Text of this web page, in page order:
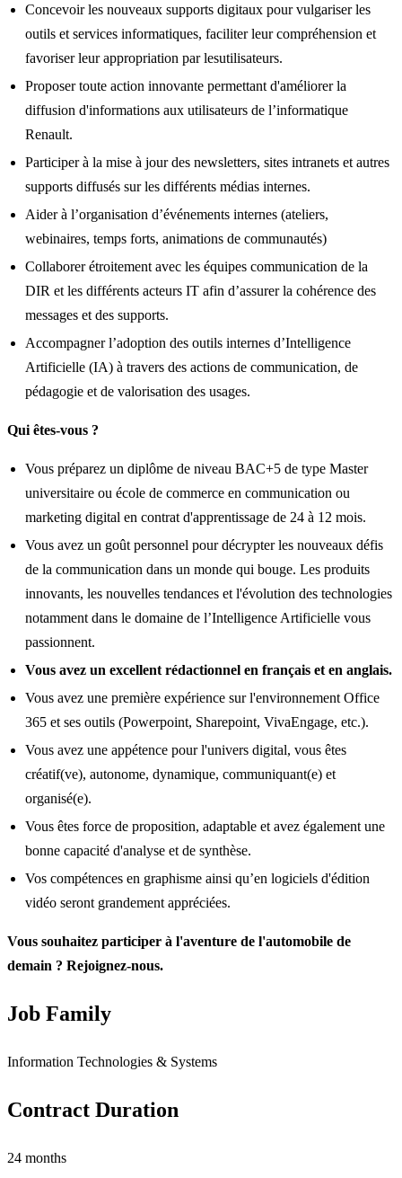
Concevoir les nouveaux supports digitaux pour vulgariser les
outils et services informatiques, faciliter leur compréhension et
favoriser leur appropriation par lesutilisateurs.
Proposer toute action innovante permettant d'améliorer la
diffusion d'informations aux utilisateurs de l’informatique
Renault.
Participer à la mise à jour des newsletters, sites intranets et autres
supports diffusés sur les différents médias internes.
Aider à l’organisation d’événements internes (ateliers,
webinaires, temps forts, animations de communautés)
Collaborer étroitement avec les équipes communication de la
DIR et les différents acteurs IT afin d’assurer la cohérence des
messages et des supports.
Accompagner l’adoption des outils internes d’Intelligence
Artificielle (IA) à travers des actions de communication, de
pédagogie et de valorisation des usages.
Qui êtes-vous ?
Vous préparez un diplôme de niveau BAC+5 de type Master
universitaire ou école de commerce en communication ou
marketing digital en contrat d'apprentissage de 24 à 12 mois.
Vous avez un goût personnel pour décrypter les nouveaux défis
de la communication dans un monde qui bouge. Les produits
innovants, les nouvelles tendances et l'évolution des technologies
notamment dans le domaine de l’Intelligence Artificielle vous
passionnent.
Vous avez un excellent rédactionnel en français et en anglais.
Vous avez une première expérience sur l'environnement Office
365 et ses outils (Powerpoint, Sharepoint, VivaEngage, etc.).
Vous avez une appétence pour l'univers digital, vous êtes
créatif(ve), autonome, dynamique, communiquant(e) et
organisé(e).
Vous êtes force de proposition, adaptable et avez également une
bonne capacité d'analyse et de synthèse.
Vos compétences en graphisme ainsi qu’en logiciels d'édition
vidéo seront grandement appréciées.
Vous souhaitez participer à l'aventure de l'automobile de
demain ? Rejoignez-nous.
Job Family
Information Technologies & Systems
Contract Duration
24 months